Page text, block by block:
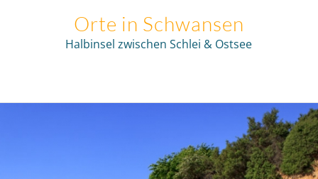
Orte in Schwansen
Halbinsel zwischen Schlei & Ostsee